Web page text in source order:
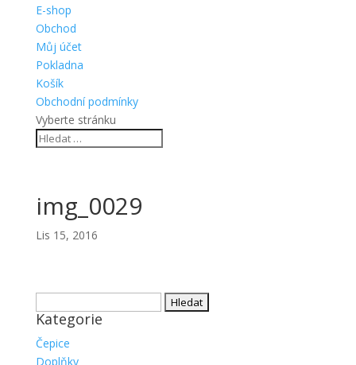
E-shop
Obchod
Můj účet
Pokladna
Košík
Obchodní podmínky
Vyberte stránku
img_0029
Lis 15, 2016
Kategorie
Čepice
Doplňky